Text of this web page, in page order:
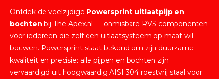
Ontdek de veelzijdige Powersprint uitlaatpijp en
bochten bij The-Apex.nl — onmisbare RVS componenten
voor iedereen die zelf een uitlaatsysteem op maat wil
bouwen. Powersprint staat bekend om zijn duurzame
kwaliteit en precisie; alle pijpen en bochten zijn
vervaardigd uit hoogwaardig AISI 304 roestvrij staal voor